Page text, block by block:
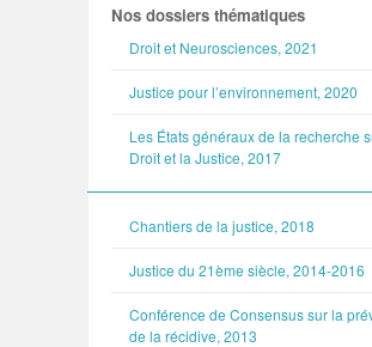
Nos dossiers thématiques
Droit et Neurosciences, 2021
Justice pour l’environnement, 2020
Les États généraux de la recherche
Droit et la Justice, 2017
Chantiers de la justice, 2018
Justice du 21ème siècle, 2014-2016
Conférence de Consensus sur la
de la récidive, 2013